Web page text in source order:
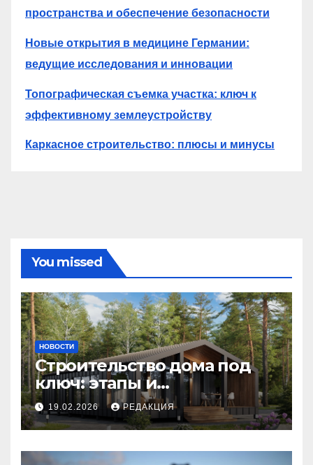
пространства и обеспечение безопасности
Новые открытия в медицине Германии:
ведущие исследования и инновации
Топографическая съемка участка: ключ к
эффективному землеустройству
Каркасное строительство: плюсы и минусы
You missed
НОВОСТИ
Строительство дома под
ключ: этапы и
планирование бюджета
19.02.2026 РЕДАКЦИЯ